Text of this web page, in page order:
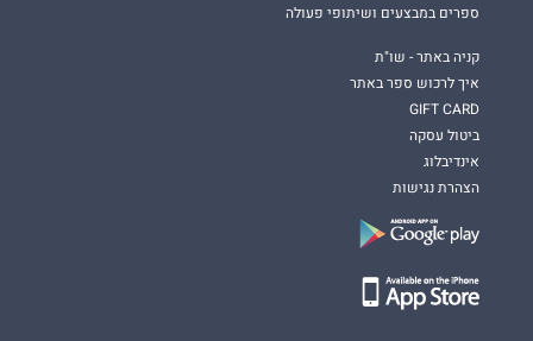
ספרים במבצעים ושיתופי פעולה
קניה באתר - שו"ת
איך לרכוש ספר באתר
GIFT CARD
ביטול עסקה
אינדיבלוג
הצהרת נגישות